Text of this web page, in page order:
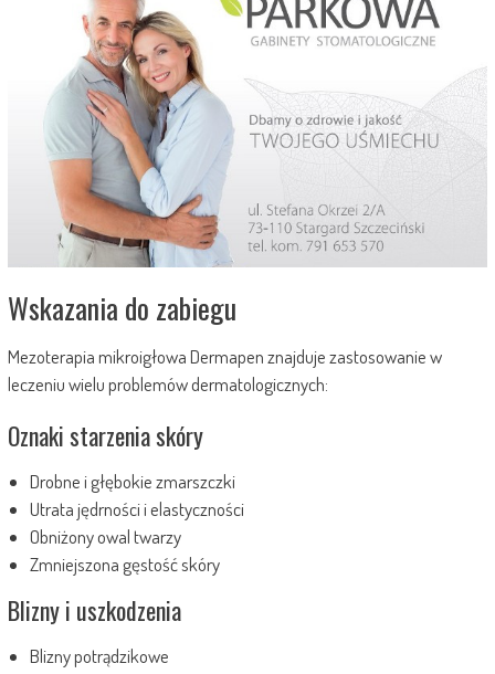
Wskazania do zabiegu
Mezoterapia mikroigłowa Dermapen znajduje zastosowanie w
leczeniu wielu problemów dermatologicznych:
Oznaki starzenia skóry
Drobne i głębokie zmarszczki
Utrata jędrności i elastyczności
Obniżony owal twarzy
Zmniejszona gęstość skóry
Blizny i uszkodzenia
Blizny potrądzikowe